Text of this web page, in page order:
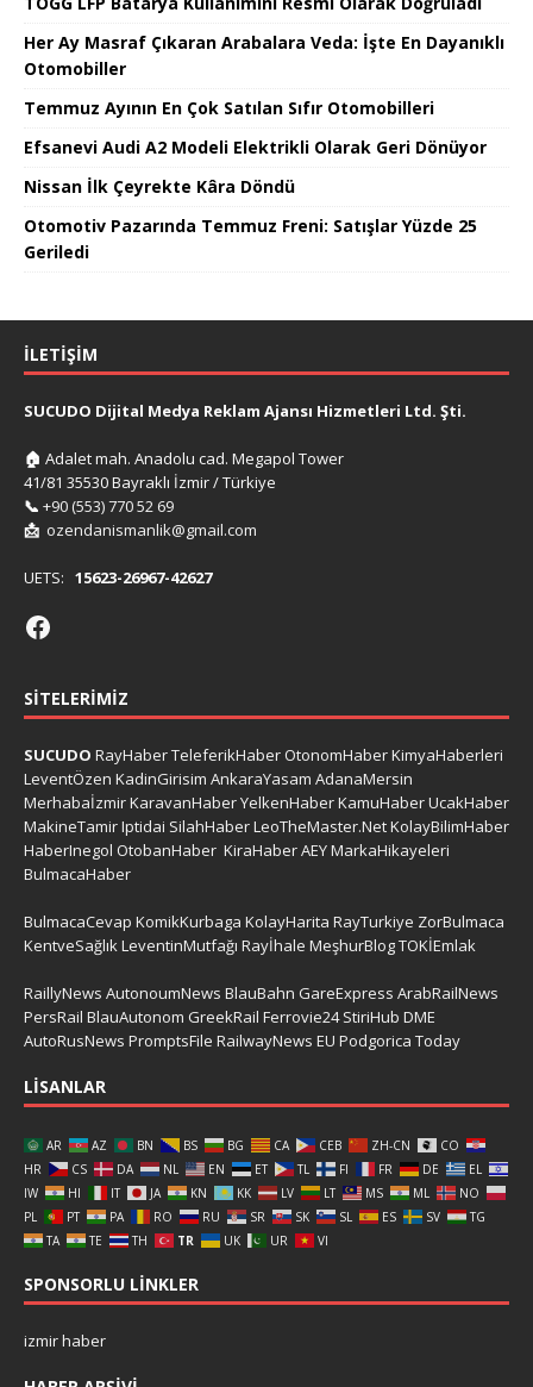
Her Ay Masraf Çıkaran Arabalara Veda: İşte En Dayanıklı
Otomobiller
Temmuz Ayının En Çok Satılan Sıfır Otomobilleri
Efsanevi Audi A2 Modeli Elektrikli Olarak Geri Dönüyor
Nissan İlk Çeyrekte Kâra Döndü
Otomotiv Pazarında Temmuz Freni: Satışlar Yüzde 25
Geriledi
İLETIŞIM
SUCUDO Dijital Medya Reklam Ajansı Hizmetleri Ltd. Şti.
🏠 Adalet mah. Anadolu cad. Megapol Tower
41/81 35530 Bayraklı İzmir / Türkiye
📞 +90 (553) 770 52 69
📩 ozendanismanlik@gmail.com
UETS: 15623-26967-42627
SITELERIMIZ
SUCUDO RayHaberTeleferikHaber OtonomHaberKimyaHaberleri
LeventÖzen KadinGirisim AnkaraYasam AdanaMersin
MerhabaİzmirKaravanHaberYelkenHaberKamuHaberUcakHaber
MakineTamirIptidai SilahHaberLeoTheMaster.NetKolayBilimHaber
HaberInegol OtobanHaber KiraHaberAEYMarkaHikayeleri
BulmacaHaber
BulmacaCevap KomikKurbaga KolayHarita RayTurkiye ZorBulmaca
KentveSağlıkLeventinMutfağı Rayİhale MeşhurBlogTOKİEmlak
RaillyNews AutonoumNews BlauBahn GareExpress ArabRailNews
PersRail BlauAutonom GreekRail Ferrovie24 StiriHub DME
AutoRusNews PromptsFile RailwayNews EU Podgorica Today
LISANLAR
AR AZ BN BS BG CA CEB ZH-CN
CO
HR
CS DA NL EN ET TL FI FR DE
EL
IW
HI IT JA KN KK LV LT MS ML
NO
PL
PT PA RO RU SR SK SL ES SV
TG
TA
TE TH TR UK UR VI
SPONSORLU LINKLER
izmir haber